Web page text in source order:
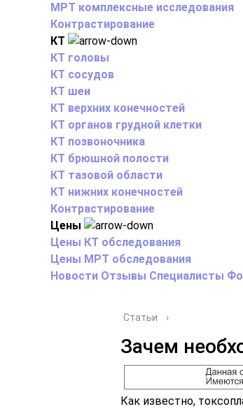
МРТ комплексные исследования
Контрастирование
КТ
КТ головы
КТ сосудов
КТ шеи
КТ верхних конечностей
КТ органов грудной клетки
КТ позвоночника
КТ брюшной полости
КТ тазовой области
КТ нижних конечностей
Контрастирование
Цены
Цены КТ обследования
Цены МРТ обследования
Новости Отзывы Специалисты
Статьи ›
Зачем
Как известно,